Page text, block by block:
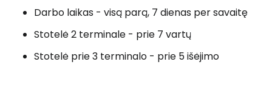
Darbo laikas - visą parą, 7 dienas per savaitę
Stotelė 2 terminale - prie 7 vartų
Stotelė prie 3 terminalo - prie 5 išėjimo